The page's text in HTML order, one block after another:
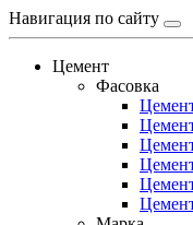
Навигация по сайту
Цемент
Фасовка